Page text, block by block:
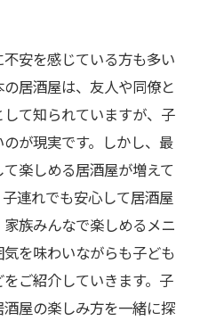
安を感じている方も多い
居酒屋は、友人や同僚と
て知られていますが、子
が現実です。しかし、最
楽しめる居酒屋が増えて
連れでも安心して居酒屋
族みんなで楽しめるメニ
を味わいながらも子ども
ご紹介していきます。子
屋の楽しみ方を一緒に探